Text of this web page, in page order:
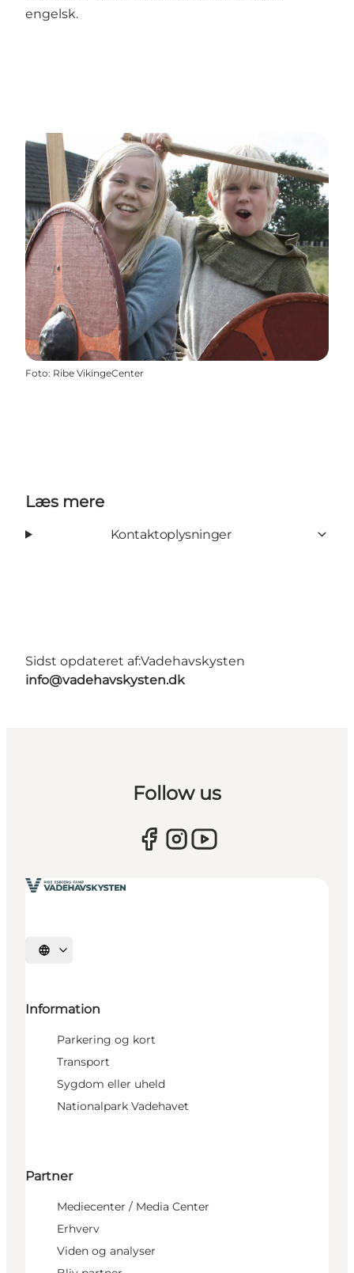
engelsk.
Foto: Ribe VikingeCenter
Læs mere
Kontaktoplysninger
Sidst opdateret af:Vadehavskysten
info@vadehavskysten.dk
Follow us
Vælg sprog
Information
Parkering og kort
Transport
Sygdom eller uheld
Nationalpark Vadehavet
Partner
Mediecenter / Media Center
Erhverv
Viden og analyser